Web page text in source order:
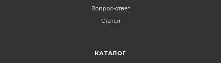
Вопрос-ответ
Статьи
КАТАЛОГ